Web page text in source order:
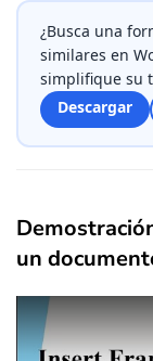
¿Busca una
similares en
simplifique su
Descargar
un